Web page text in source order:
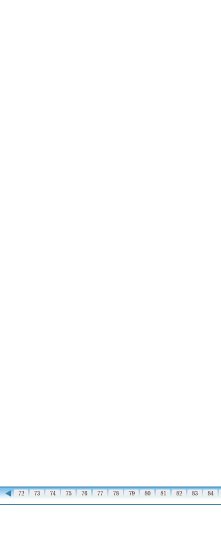
◀
71 72 73 74 75 76 77 78 79 80 81 82 83 84